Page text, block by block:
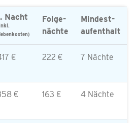
Nacht
Folge-
nächte
Mindest-
aufenthalt
€ 222 € 7 Nächte
€ 163 € 4 Nächte